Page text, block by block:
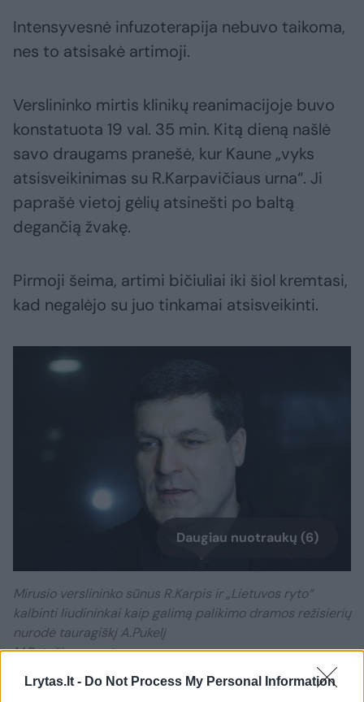
Lrytas.lt - Do Not Process My Personal Information
Intensyvesnė infuzoterapija nebuvo taikoma,
nes to atsisakė artimoji.
Verslininko mirtis klinikų reanimacijoje buvo
konstatuota 19 val. 35 min. Kitą dieną našlė
savo draugams pranešė, kur Kaune „vyks
atsisveikinimas su R.Karpavičiaus urna“. Ji
paprašė vietoj gėlių atsinešti po baltą
degančią žvakę.
Pirmoji šeima, artimi bičiuliai iki šiol kremtasi,
kad negalėjo su juo tinkamai atsisveikinti.
Daugiau nuotraukų (6)
Mirusio verslininko sūnus R.Karpis ir „Lietuvos ryto“
kalbinti liudininkai kaip galimą palikimo dramos režisierių
nurodė tauragiškį A.Pukelį
M.Patašiaus nuotr.